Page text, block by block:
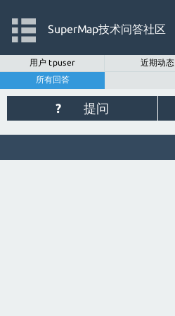
SuperMap技术问答社区
用户 tpuser 近期动态
所有回答
? 提问